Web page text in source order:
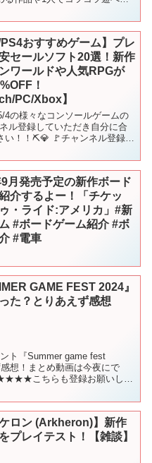
PS4おすすめゲーム】プレ
セールソフト20選！新作
ワールドや人気RPGが
！
PC/Xbox】
4の様々なコンソールゲームの
ル登録していただき自分に合
い！！⛏️💎 🚩チャンネル登録は
月発売予定の新作ボード
介するよー！「チケッ
ゥ・ライド:アメリカ」#新
#ボードゲーム紹介 #ボ
#電車
GAME FEST 2024』
た？とりあえず感想
ト『Summer game fest
想！まとめ動画は今夜にで
こちらも登録お願いしま
ケロン (Arkheron)】新作
プレイテスト！【雑談】